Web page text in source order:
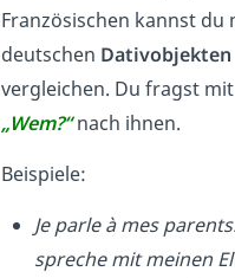
Französischen kannst du
deutschen Dativobjekten
vergleichen. Du fragst mit
„Wem?“nach ihnen.
Beispiele:
Je parle à mes
spreche mit meinen